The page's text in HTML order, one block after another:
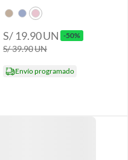
S/ 19.90UN -50%
S/ 39.90UN
Envío programado